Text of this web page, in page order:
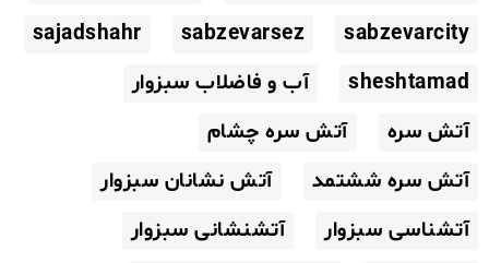
sabzevarcity
sabzevarsez
sajadshahr
sheshtamad
آب و فاضلاب سبزوار
آتش سره
آتش سره چشام
آتش سره ششتمد
آتش نشانان سبزوار
آتشناسی سبزوار
آتشنشانی سبزوار